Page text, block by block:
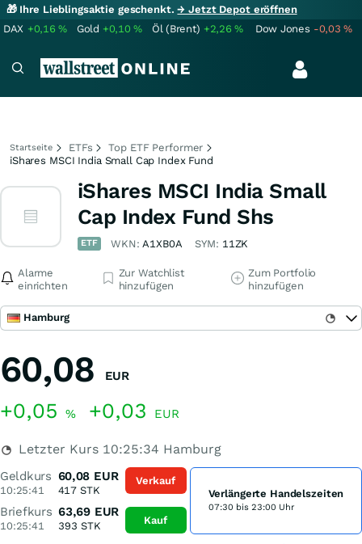
🎁 Ihre Lieblingsaktie geschenkt.→ Jetzt Depot eröffnen
DAX +0,16% Gold +0,10% Öl (Brent) +2,26% Dow Jones -0,03%
Startseite ETFs
Top ETF Performer
iShares MSCI India Small Cap Index Fund
iShares MSCI India Small
Cap Index Fund Shs
ETF WKN:A1XB0A SYM: 11ZK
Alarme
einrichten
Zur Watchlist
hinzufügen
Zum Portfolio
hinzufügen
Hamburg
60,08 EUR
+0,05 % +0,03 EUR
Letzter Kurs 10:25:34 Hamburg
Geldkurs
10:25:41
60,08 EUR
417 STK
Briefkurs
10:25:41
63,69 EUR
393 STK
Verkauf
Kauf
Verlängerte Handelszeiten
07:30 bis 23:00 Uhr